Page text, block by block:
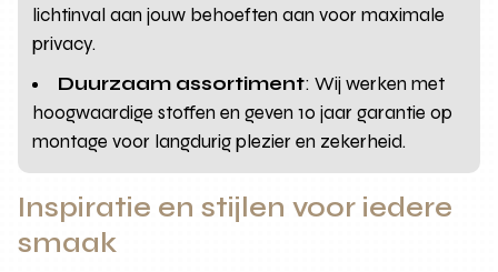
lichtinval aan jouw behoeften aan voor maximale
privacy.
Duurzaam assortiment: Wij werken met
hoogwaardige stoffen en geven 10 jaar garantie op
montage voor langdurig plezier en zekerheid.
Inspiratie en stijlen voor iedere
smaak